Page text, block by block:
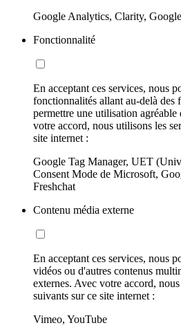
Google Analytics, Clarity,
Fonctionnalité
En acceptant ces services, nous
fonctionnalités allant au-delà des
permettre une utilisation
votre accord, nous utilisons les
site internet :
Google Tag Manager, UET
Consent Mode de Microsoft,
Freshchat
Contenu média externe
En acceptant ces services, nous
vidéos ou d'autres contenus
externes. Avec votre accord,
suivants sur ce site internet :
Vimeo, YouTube